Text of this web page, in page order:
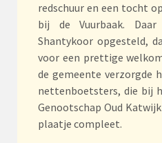
redschuur en een tocht
bij de Vuurbaak.
Shantykoor opgesteld,
voor een prettige
de gemeente verzorgde
nettenboetsters, die bij
Genootschap Oud
plaatje compleet.